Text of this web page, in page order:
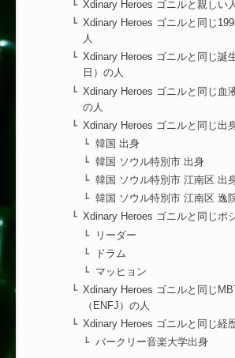
Xdinary Heroes ゴニルと親しい
Xdinary Heroes ゴニルと同じ
人
Xdinary Heroes ゴニルと同じ誕
日）の人
Xdinary Heroes ゴニルと同じ血
の人
Xdinary Heroes ゴニルと同じ出
韓国 出身
韓国 ソウル特別市 出身
韓国 ソウル特別市 江南区 出
韓国 ソウル特別市 江南区 逸
Xdinary Heroes ゴニルと同じポ
リーダー
ドラム
マッヒョン
Xdinary Heroes ゴニルと同じ
（ENFJ）の人
Xdinary Heroes ゴニルと同じ経
バークリー音楽大学出身